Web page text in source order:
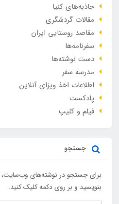
جاذبه‌های کنیا
مقالات گردشگری
مقاصد روستایی ایران
سفرنامه‌ها
دست نوشته‌ها
مدرسه سفر
اطلاعات اخذ ویزای آنلاین
پادکست
فیلم و کلیپ
جستجو
برای جستجو در نوشته‌های وب‌سایت،
بنویسید و بر روی دکمه کلیک کنید.